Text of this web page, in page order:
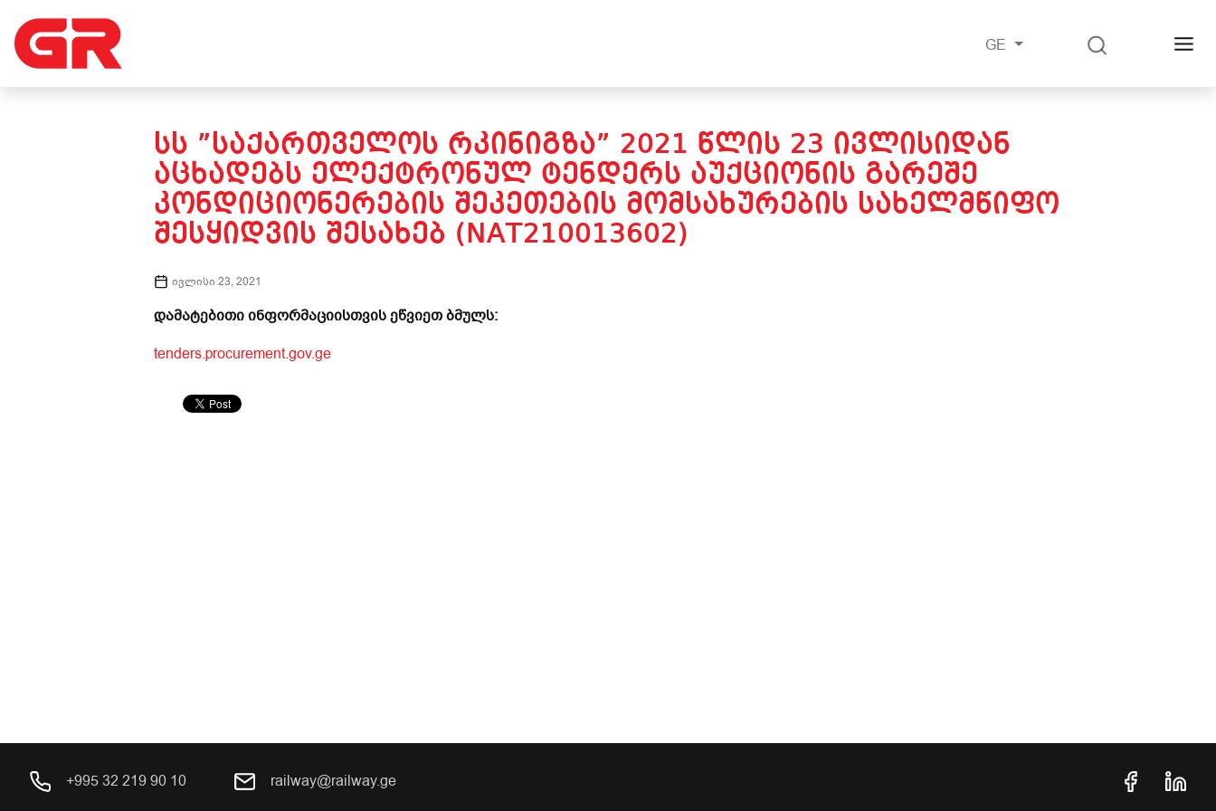
GE
ᲡᲡ ”ᲡᲐᲥᲐᲠᲗᲕᲔᲚᲝᲡ ᲠᲙᲘᲜᲘᲒᲖᲐ” 2021 ᲬᲚᲘᲡ 23 ᲘᲕᲚᲘᲡᲘᲓᲐᲜ
ᲐᲪᲮᲐᲓᲔᲑᲡ ᲔᲚᲔᲥᲢᲠᲝᲜᲣᲚ ᲢᲔᲜᲓᲔᲠᲡ ᲐᲣᲥᲪᲘᲝᲜᲘᲡ ᲒᲐᲠᲔᲨᲔ
ᲙᲝᲜᲓᲘᲪᲘᲝᲜᲔᲠᲔᲑᲘᲡ ᲨᲔᲙᲔᲗᲔᲑᲘᲡ ᲛᲝᲛᲡᲐᲮᲣᲠᲔᲑᲘᲡ ᲡᲐᲮᲔᲚᲛᲬᲘᲤᲝ
ᲨᲔᲡᲧᲘᲓᲕᲘᲡ ᲨᲔᲡᲐᲮᲔᲑ (NAT210013602)
ივლისი 23, 2021
დამატებითი ინფორმაციისთვის ეწვიეთ ბმულს:
tenders.procurement.gov.ge
+995 32 219 90 10 railway@railway.ge